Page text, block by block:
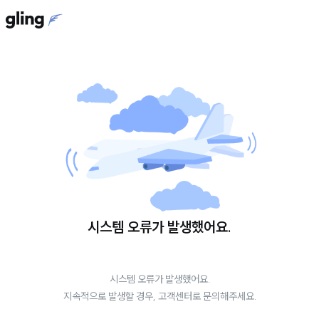
시스템 오류가 발생했어요.
시스템 오류가 발생했어요.
지속적으로 발생할 경우, 고객센터로 문의해주세요.